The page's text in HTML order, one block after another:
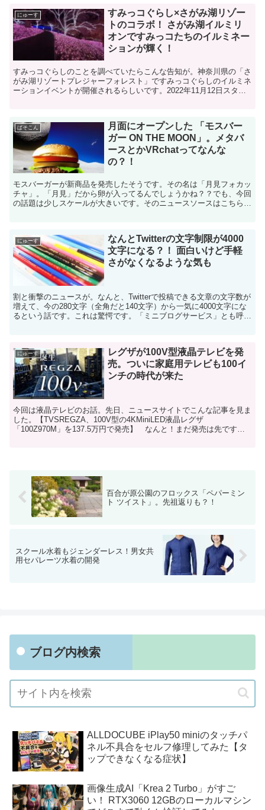
にゅーす
すみっコぐらし×さがみ湖リゾー
トのコラボ！ さがみ湖イルミリ
オンですみっコたちのイルミネー
ションが輝く！
すみっコぐらしのことを調べていたらこんな告知が。神奈川県の「さ
がみ湖リゾートプレジャーフォレスト」ですみっコぐらしのイルミネ
ーションイベントが開催されるらしいです。2022年11月12日スター
ぱそこん
月面にオープンした 「モスバー
ガー ON THE MOON」。メタバ
ースとかVRchatってなんな
の？！
モスバーガーが新商品を発売したそうです。その名は「月見フォカッ
チャ」。「月見」だから卵が入ってるんでしょうかね？？でも、今回
の話題は少しスケールが大きいです。そのニュースソースはこちら。
にゅーす
なんとTwitterの文字制限が4000
文字になる？！ 面白いけど手軽
さがなくなるような気も
割と衝撃のニュースが。なんと、Twitterで投稿できる文章の文字数が
増えて、今の280文字（全角だと140文字）から一気に4000文字にな
るという話です。これは驚愕です。「ミニブログサービス」とも呼ば
にゅーす
レグザが100V型液晶テレビを発
売。ついに家庭用テレビも100イ
ンチの時代が来た
今回は液晶テレビのお話。先日、ニュースサイトでこんな記事を見ま
した。【TVSREGZA、100V型の4KMiniLED液晶レグザ
「100Z970M」を137.5万円で発売】 なんと！まだ発売は先です
百合が原公園のフロックス「ペパーミン
ト ツイスト」。先祖返りも？！
スクール水着もジェンダーレス！男女共
用セパレーツ水着の開発
ブログ内検索
ALLDOCUBE iPlay50 miniのタッチパ
ネル不具合をセルフ修理してみた【タ
ップできなくなる症状】
画像生成AI「Krea 2 Turbo」がすご
い！ RTX3060 12GBのローカルマシン